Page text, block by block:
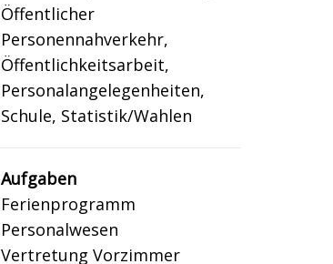
Öffentlicher
Personennahverkehr,
Öffentlichkeitsarbeit,
Personalangelegenheiten,
Schule, Statistik/Wahlen
Aufgaben
Ferienprogramm
Personalwesen
Vertretung Vorzimmer